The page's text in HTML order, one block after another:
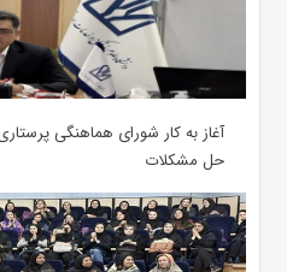
آغاز به کار شورای هماهنگی
حل مشکلات